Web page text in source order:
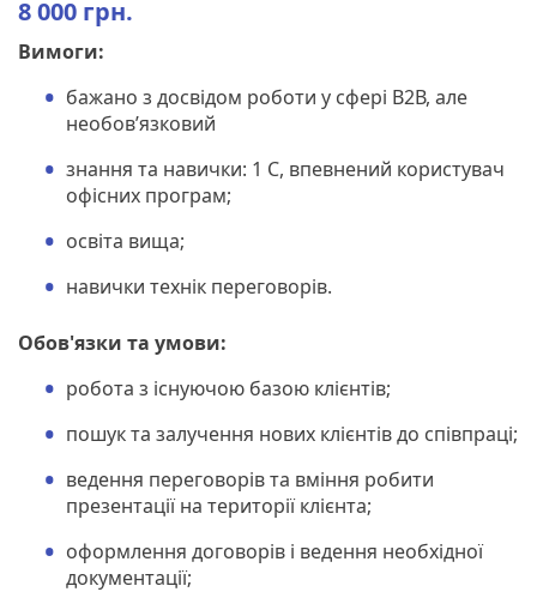
8 000 грн.
Вимоги:
бажано з досвідом роботи у сфері В2В, але
необов’язковий
знання та навички: 1 С, впевнений користувач
офісних програм;
освіта вища;
навички технік переговорів.
Обов'язки та умови:
робота з існуючою базою клієнтів;
пошук та залучення нових клієнтів до співпраці;
ведення переговорів та вміння робити
презентації на території клієнта;
оформлення договорів і ведення необхідної
документації;